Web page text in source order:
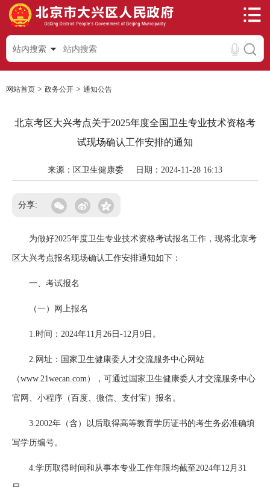
站内搜索
网站首页 > 政务公开 > 通知公告
北京考区大兴考点关于2025年度全国卫生专业技术资格考
试现场确认工作安排的通知
来源：区卫生健康委 日期：2024-11-28 16:13
分享:
为做好2025年度卫生专业技术资格考试报名工作，现将北京考
区大兴考点报名现场确认工作安排通知如下：
一、考试报名
（一）网上报名
1.时间：2024年11月26日-12月9日。
2.网址：国家卫生健康委人才交流服务中心网站
（www.21wecan.com），可通过国家卫生健康委人才交流服务中心
官网、小程序（百度、微信、支付宝）报名。
3.2002年（含）以后取得高等教育学历证书的考生务必准确填
写学历编号。
4.学历取得时间和从事本专业工作年限均截至2024年12月31